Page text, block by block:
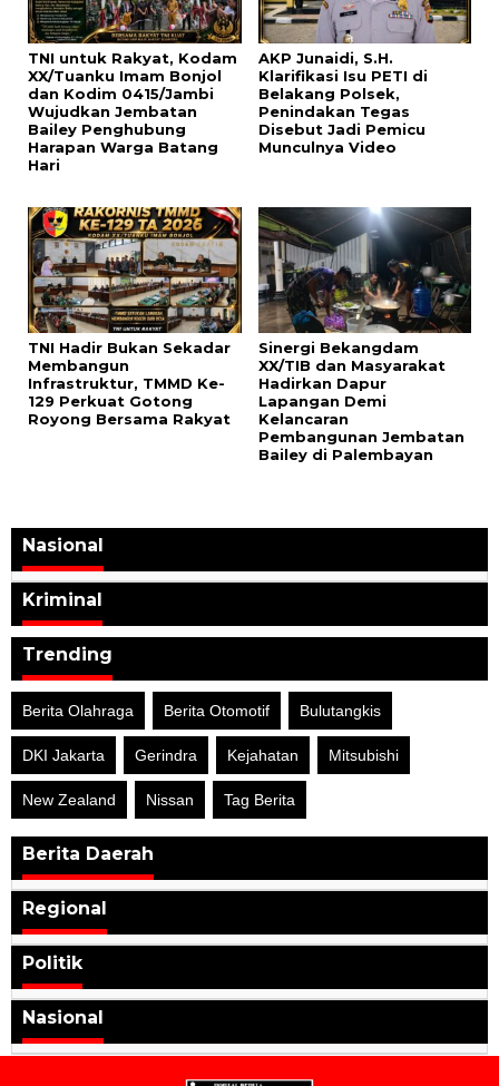
TNI untuk Rakyat, Kodam
XX/Tuanku Imam Bonjol
dan Kodim 0415/Jambi
Wujudkan Jembatan
Bailey Penghubung
Harapan Warga Batang
Hari
AKP Junaidi, S.H.
Klarifikasi Isu PETI di
Belakang Polsek,
Penindakan Tegas
Disebut Jadi Pemicu
Munculnya Video
TNI Hadir Bukan Sekadar
Membangun
Infrastruktur, TMMD Ke-
129 Perkuat Gotong
Royong Bersama Rakyat
Sinergi Bekangdam
XX/TIB dan Masyarakat
Hadirkan Dapur
Lapangan Demi
Kelancaran
Pembangunan Jembatan
Bailey di Palembayan
Nasional
Kriminal
Trending
Berita Olahraga Berita Otomotif Bulutangkis
DKI Jakarta Gerindra Kejahatan Mitsubishi
New Zealand Nissan Tag Berita
Berita Daerah
Regional
Politik
Nasional